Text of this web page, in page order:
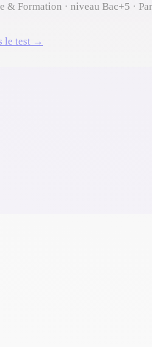
Formation · niveau Bac+5 ·
le test →